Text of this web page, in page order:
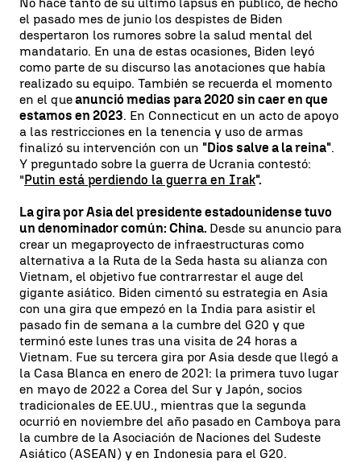
el pasado mes de junio los despistes de Biden
despertaron los rumores sobre la salud mental del
mandatario. En una de estas ocasiones, Biden leyó
como parte de su discurso las anotaciones que había
realizado su equipo. También se recuerda el momento
en el queanunció medias para 2020 sin caer en que
estamos en 2023. En Connecticut en un acto de apoyo
a las restricciones en la tenencia y uso de armas
finalizó su intervención con un "Dios salve a la reina".
Y preguntado sobre la guerra de Ucrania contestó:
"Putin está perdiendo la guerra en Irak".
La gira por Asia del presidente estadounidense tuvo
un denominador común: China. Desde su anuncio para
crear un megaproyecto de infraestructuras como
alternativa a la Ruta de la Seda hasta su alianza con
Vietnam, el objetivo fue contrarrestar el auge del
gigante asiático. Biden cimentó su estrategia en Asia
con una gira que empezó en la India para asistir el
pasado fin de semana a la cumbre del G20 y que
terminó este lunes tras una visita de 24 horas a
Vietnam. Fue su tercera gira por Asia desde que llegó a
la Casa Blanca en enero de 2021: la primera tuvo lugar
en mayo de 2022 a Corea del Sur y Japón, socios
tradicionales de EE.UU., mientras que la segunda
ocurrió en noviembre del año pasado en Camboya para
la cumbre de la Asociación de Naciones del Sudeste
Asiático (ASEAN) y en Indonesia para el G20.